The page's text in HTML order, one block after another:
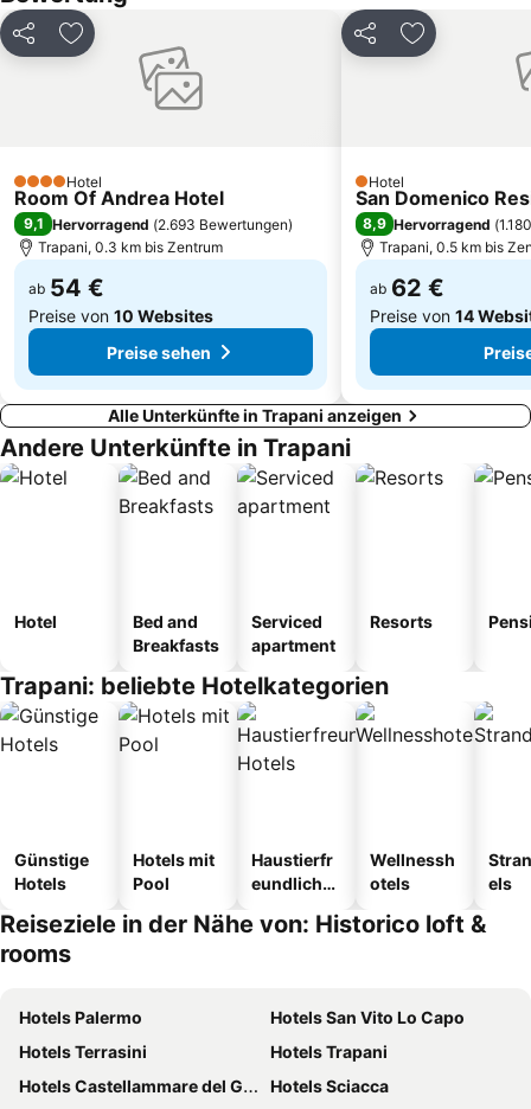
Porta Trapani
Lido Marausa
Levanzo
Tonnara del Secco
Teilen Zu Favoriten hinzufügen
4 SterneHotel
Room Of Andrea Hotel
9,1 Hervorragend (2.693 Bewertungen)
Trapani, 0.3 km bis Zentrum
ab 54 €
Preise von 10 Websites
Preise sehen
Teilen Zu Favoriten
1 Sterne
Hotel
San Domenico
8,9 Hervorragend (
Trapani, 0.5 km bis
ab 62 €
Preise von 14
Alle Unterkünfte in Trapani anzeigen
Andere Unterkünfte in Trapani
Hotel
Bed and
Breakfasts
Serviced
apartment
Resorts
Trapani: beliebte Hotelkategorien
Günstige
Hotels
Hotels mit
Pool
Haustierfr
eundliche
Wellnessh
otels
els
Reiseziele in der Nähe von: Historico loft &
rooms
Hotels Palermo
Hotels San Vito Lo Capo
Hotels Terrasini
Hotels Trapani
Hotels Castellammare del Golfo
Hotels Sciacca